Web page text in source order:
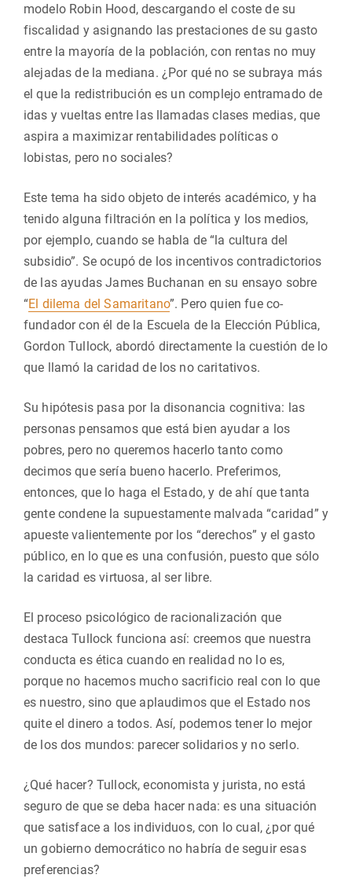
modelo Robin Hood, descargando el coste de su
fiscalidad y asignando las prestaciones de su gasto
entre la mayoría de la población, con rentas no muy
alejadas de la mediana. ¿Por qué no se subraya más
el que la redistribución es un complejo entramado de
idas y vueltas entre las llamadas clases medias, que
aspira a maximizar rentabilidades políticas o
lobistas, pero no sociales?
Este tema ha sido objeto de interés académico, y ha
tenido alguna filtración en la política y los medios,
por ejemplo, cuando se habla de “la cultura del
subsidio”. Se ocupó de los incentivos contradictorios
de las ayudas James Buchanan en su ensayo sobre
“El dilema del Samaritano”. Pero quien fue co-
fundador con él de la Escuela de la Elección Pública,
Gordon Tullock, abordó directamente la cuestión de lo
que llamó la caridad de los no caritativos.
Su hipótesis pasa por la disonancia cognitiva: las
personas pensamos que está bien ayudar a los
pobres, pero no queremos hacerlo tanto como
decimos que sería bueno hacerlo. Preferimos,
entonces, que lo haga el Estado, y de ahí que tanta
gente condene la supuestamente malvada “caridad” y
apueste valientemente por los “derechos” y el gasto
público, en lo que es una confusión, puesto que sólo
la caridad es virtuosa, al ser libre.
El proceso psicológico de racionalización que
destaca Tullock funciona así: creemos que nuestra
conducta es ética cuando en realidad no lo es,
porque no hacemos mucho sacrificio real con lo que
es nuestro, sino que aplaudimos que el Estado nos
quite el dinero a todos. Así, podemos tener lo mejor
de los dos mundos: parecer solidarios y no serlo.
¿Qué hacer? Tullock, economista y jurista, no está
seguro de que se deba hacer nada: es una situación
que satisface a los individuos, con lo cual, ¿por qué
un gobierno democrático no habría de seguir esas
preferencias?